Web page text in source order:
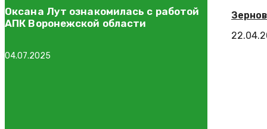
Оксана Лут ознакомилась с работой
АПК Воронежской области
04.07.2025